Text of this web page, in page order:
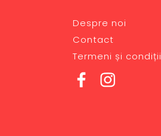
Despre noi
Contact
Termeni și condiții